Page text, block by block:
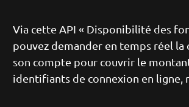
Via cette API « Disponibilité des
pouvez demander en temps réel
son compte pour couvrir le
identifiants de connexion en ligne,